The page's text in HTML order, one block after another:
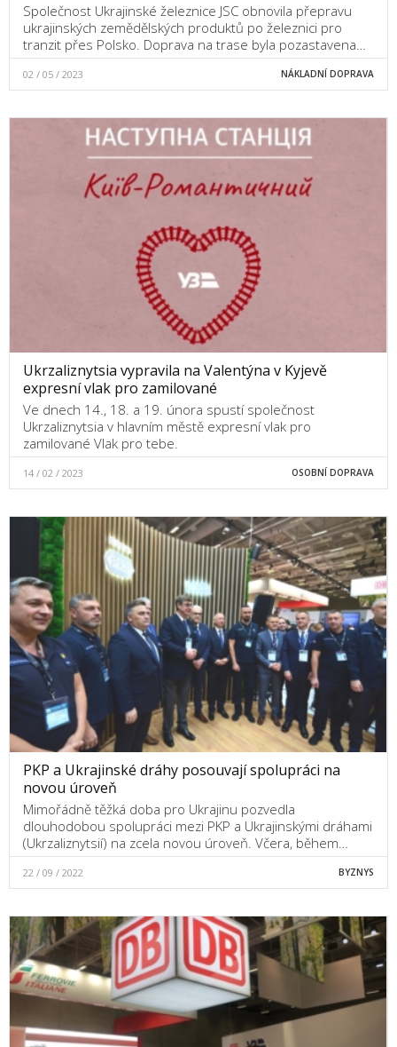
Společnost Ukrajinské železnice JSC obnovila přepravu
ukrajinských zemědělských produktů po železnici pro
tranzit přes Polsko. Doprava na trase byla pozastavena…
02 / 05 / 2023 NÁKLADNÍ DOPRAVA
Ukrzaliznytsia vypravila na Valentýna v Kyjevě
expresní vlak pro zamilované
Ve dnech 14., 18. a 19. února spustí společnost
Ukrzaliznytsia v hlavním městě expresní vlak pro
zamilované Vlak pro tebe.
14 / 02 / 2023 OSOBNÍ DOPRAVA
PKP a Ukrajinské dráhy posouvají spolupráci na
novou úroveň
Mimořádně těžká doba pro Ukrajinu pozvedla
dlouhodobou spolupráci mezi PKP a Ukrajinskými dráhami
(Ukrzaliznytsií) na zcela novou úroveň. Včera, během…
22 / 09 / 2022 BYZNYS